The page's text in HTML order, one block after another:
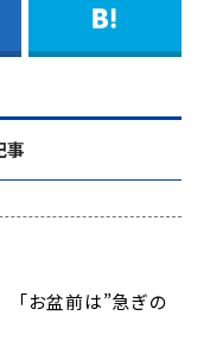
事
「お盆前は”急ぎの